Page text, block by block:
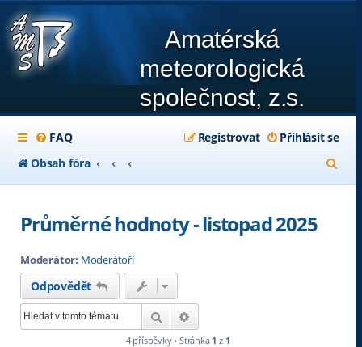
Amatérská
meteorologická
společnost, z.s.
FAQ Přihlásit se
Registrovat
Obsah fóra
l
Průměrné hodnoty - listopad 2025
Moderátor: Moderátoři
Odpovědět
Hledat
4 příspěvky • Stránka 1 z 1